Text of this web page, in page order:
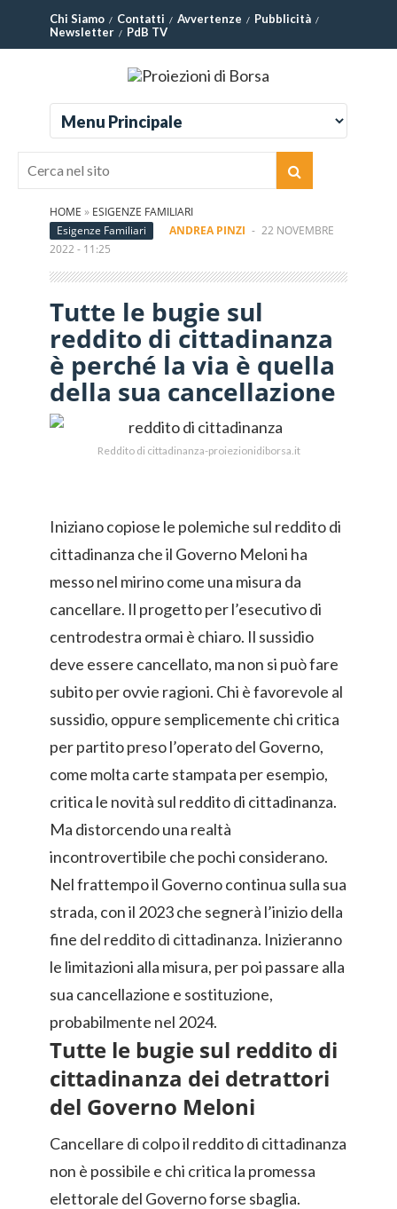
Chi Siamo Contatti Avvertenze
Pubblicità
Newsletter
PdB TV
HOME » ESIGENZE FAMILIARI
Esigenze Familiari
ANDREA PINZI - 22 NOVEMBRE
2022 - 11:25
Tutte le bugie sul
reddito di cittadinanza
è perché la via è quella
della sua cancellazione
Reddito di cittadinanza-proiezionidiborsa.it
Iniziano copiose le polemiche sul reddito di
cittadinanza che il Governo Meloni ha
messo nel mirino come una misura da
cancellare. Il progetto per l’esecutivo di
centrodestra ormai è chiaro. Il sussidio
deve essere cancellato, ma non si può fare
subito per ovvie ragioni. Chi è favorevole al
sussidio, oppure semplicemente chi critica
per partito preso l’operato del Governo,
come molta carte stampata per esempio,
critica le novità sul reddito di cittadinanza.
Ma distorcendo una realtà
incontrovertibile che pochi considerano.
Nel frattempo il Governo continua sulla sua
strada, con il 2023 che segnerà l’inizio della
fine del reddito di cittadinanza. Inizieranno
le limitazioni alla misura, per poi passare alla
sua cancellazione e sostituzione,
probabilmente nel 2024.
Tutte le bugie sul reddito di
cittadinanza dei detrattori
del Governo Meloni
Cancellare di colpo il reddito di cittadinanza
non è possibile e chi critica la promessa
elettorale del Governo forse sbaglia.